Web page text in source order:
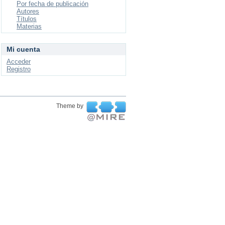
Por fecha de publicación
Autores
Títulos
Materias
Mi cuenta
Acceder
Registro
Theme by